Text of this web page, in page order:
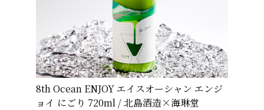
8th Ocean ENJOY エイスオーシャン エンジ
ョイ にごり 720ml / 北島酒造×海琳堂